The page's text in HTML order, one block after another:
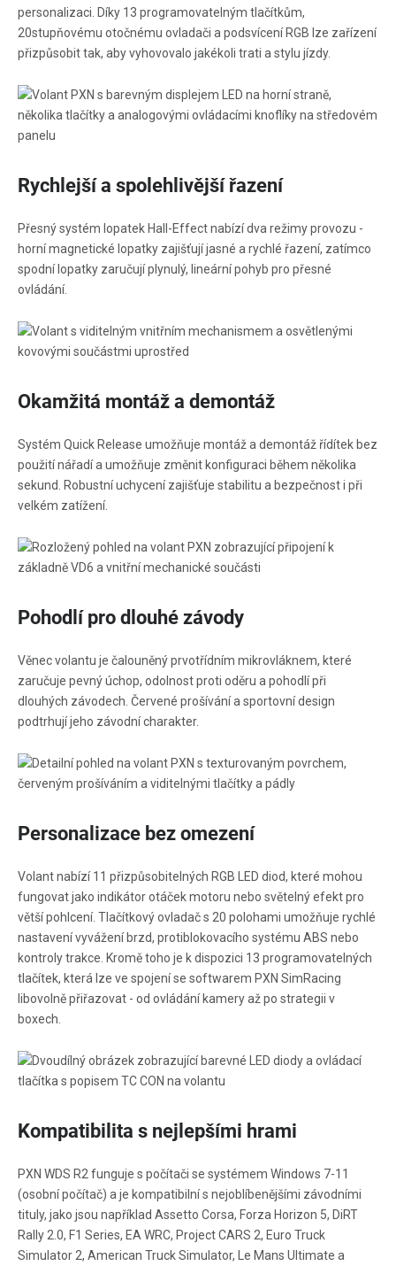
personalizaci. Díky 13 programovatelným tlačítkům,
20stupňovému otočnému ovladači a podsvícení RGB lze zařízení
přizpůsobit tak, aby vyhovovalo jakékoli trati a stylu jízdy.
Rychlejší a spolehlivější řazení
Přesný systém lopatek Hall-Effect nabízí dva režimy provozu -
horní magnetické lopatky zajišťují jasné a rychlé řazení, zatímco
spodní lopatky zaručují plynulý, lineární pohyb pro přesné
ovládání.
Okamžitá montáž a demontáž
Systém Quick Release umožňuje montáž a demontáž řídítek bez
použití nářadí a umožňuje změnit konfiguraci během několika
sekund. Robustní uchycení zajišťuje stabilitu a bezpečnost i při
velkém zatížení.
Pohodlí pro dlouhé závody
Věnec volantu je čalouněný prvotřídním mikrovláknem, které
zaručuje pevný úchop, odolnost proti oděru a pohodlí při
dlouhých závodech. Červené prošívání a sportovní design
podtrhují jeho závodní charakter.
Personalizace bez omezení
Volant nabízí 11 přizpůsobitelných RGB LED diod, které mohou
fungovat jako indikátor otáček motoru nebo světelný efekt pro
větší pohlcení. Tlačítkový ovladač s 20 polohami umožňuje rychlé
nastavení vyvážení brzd, protiblokovacího systému ABS nebo
kontroly trakce. Kromě toho je k dispozici 13 programovatelných
tlačítek, která lze ve spojení se softwarem PXN SimRacing
libovolně přiřazovat - od ovládání kamery až po strategii v
boxech.
Kompatibilita s nejlepšími hrami
PXN WDS R2 funguje s počítači se systémem Windows 7-11
(osobní počítač) a je kompatibilní s nejoblíbenějšími závodními
tituly, jako jsou například Assetto Corsa, Forza Horizon 5, DiRT
Rally 2.0, F1 Series, EA WRC, Project CARS 2, Euro Truck
Simulator 2, American Truck Simulator, Le Mans Ultimate a